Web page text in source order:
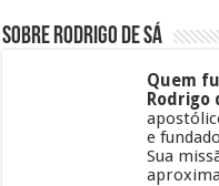
Sobre Rodrigo de Sá
Quem
Rodrigo
e
Sua